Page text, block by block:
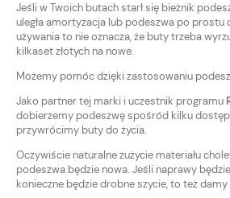
Jeśli w Twoich butach starł się bieżnik
uległa amortyzacja lub podeszwa po prostu
używania to nie oznacza, że buty trzeba
kilkaset złotych na nowe.
Możemy pomóc dzięki zastosowaniu
Jako partner tej marki i uczestnik programu
dobierzemy podeszwę spośród kilku
przywrócimy buty do życia.
Oczywiście naturalne zużycie materiału
podeszwa będzie nowa. Jeśli naprawy
konieczne będzie drobne szycie, to też